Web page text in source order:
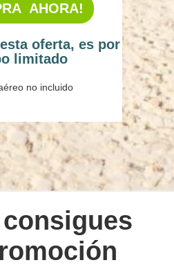
AHORA!
oferta, es por
limitado
no incluido